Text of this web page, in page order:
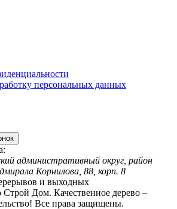
персональных данных
административный округ, район
Корнилова, 88, корп. 8
и выходных
Дом. Качественное дерево –
Все права защищены.